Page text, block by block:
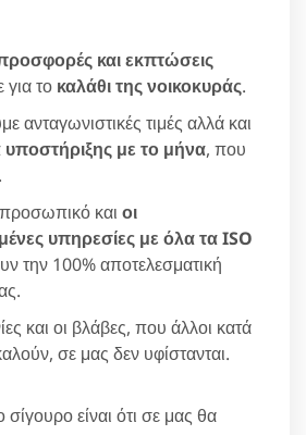
προσφορές και εκπτώσεις
για το καλάθι της νοικοκυράς.
ανταγωνιστικές τιμές αλλά και
με το μήνα, που
και οι
υπηρεσίες με όλα τα ISO
την 100% αποτελεσματική
και οι βλάβες, που άλλοι κατά
σε μας δεν υφίστανται.
είναι ότι σε μας θα